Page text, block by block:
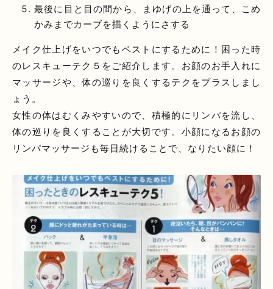
最後に目と目の間から、まゆげの上を通って、こめ
かみまでカーブを描くようにさする
メイク仕上げをいつでもベストにするために！困った時
のレスキューテク５をご紹介します。お顔のお手入れに
マッサージや、体の巡りを良くするテクをプラスしまし
ょう。
女性の体はむくみやすいので、積極的にリンパを流し、
体の巡りを良くすることが大切です。小顔になるお顔の
リンパマッサージも毎日続けることで、なりたい顔に！